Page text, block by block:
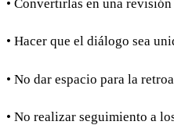
• Convertirlas en una
• Hacer que el diálogo sea
• No dar espacio para la
• No realizar seguimiento a